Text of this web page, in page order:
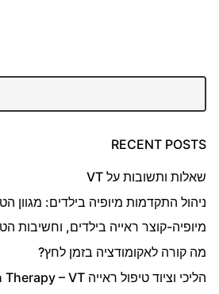
RECENT POSTS
שאלות ותשובות על VT
ניהול התקדמות מיופיה בילדים: מגוון
מיופיה-קוצר ראייה בילדים, וחשיבות
מה קורה לאקומודציה בזמן לחץ?
הליכי וציוד טיפול ראייה Vision Therapy – VT